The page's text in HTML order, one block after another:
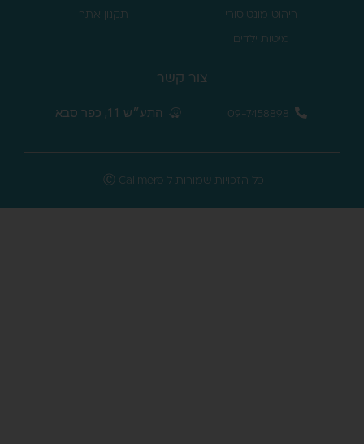
ריהוט מונטיסורי
מיטות ילדים
תקנון אתר
צור קשר
09-7458898 התע״ש 11, כפר סבא
כל הזכויות שמורות ל Ⓒ Calimero